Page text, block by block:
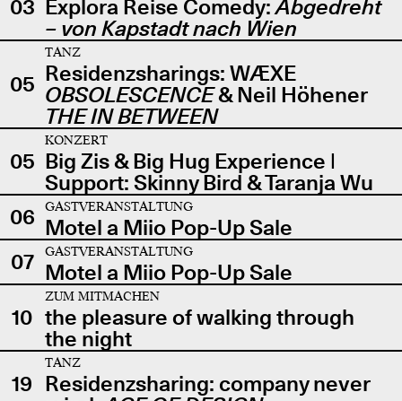
03 Explora Reise Comedy:Abgedreht
– von Kapstadt nach Wien
05
TANZ
Residenzsharings: WÆXE
OBSOLESCENCE& Neil Höhener
THE IN BETWEEN
05
KONZERT
Big Zis & Big Hug Experience |
Support: Skinny Bird & Taranja Wu
06
GASTVERANSTALTUNG
Motel a Miio Pop-Up Sale
07
GASTVERANSTALTUNG
Motel a Miio Pop-Up Sale
10
ZUM MITMACHEN
the pleasure of walking through
the night
19
TANZ
Residenzsharing: company never